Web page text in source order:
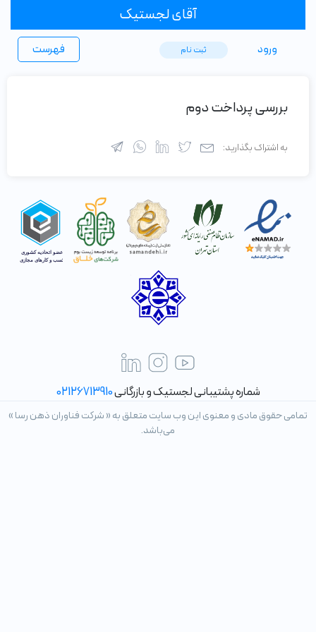
آقای لجستیک
فهرست ورود ثبت ‌نام
بررسی پرداخت دوم
به اشتراک بگذارید:
شماره پشتیبانی لجستیک و بازرگانی02126713910
تمامی حقوق مادی و معنوی این وب سایت متعلق به « شرکت فناوران ذهن رسا »
می‌باشد.